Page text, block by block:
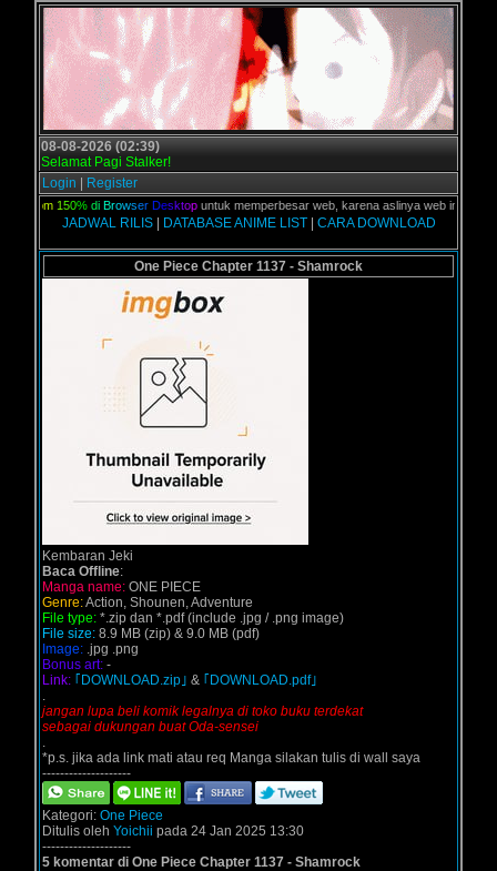
08-08-2026 (02:39)
Selamat Pagi Stalker!
Login
Register
15 0% di Br owser Desktopuntuk memperbesar web, karena aslinya web ini
JADWAL RILIS| DATABASE ANIME LIST| CARA DOWNLOAD
One Piece Chapter 1137 - Shamrock
Kembaran Jeki
Baca Offline:
Manga name: ONE PIECE
Genre:Action, Shounen, Adventure
File type: *.zip dan *.pdf (include .jpg / .png image)
File size: 8.9 MB (zip) & 9.0 MB (pdf)
Image: .jpg .png
Bonus art: -
Link: ｢DOWNLOAD.zip｣ & ｢DOWNLOAD.pdf｣
.
jangan lupa beli komik legalnya di toko buku terdekat
sebagai dukungan buat Oda-sensei
.
*p.s. jika ada link mati atau req Manga silakan tulis di wall saya
--------------------
Kategori: One Piece
Ditulis oleh Yoichii pada 24 Jan 2025 13:30
--------------------
5 komentar di One Piece Chapter 1137 - Shamrock